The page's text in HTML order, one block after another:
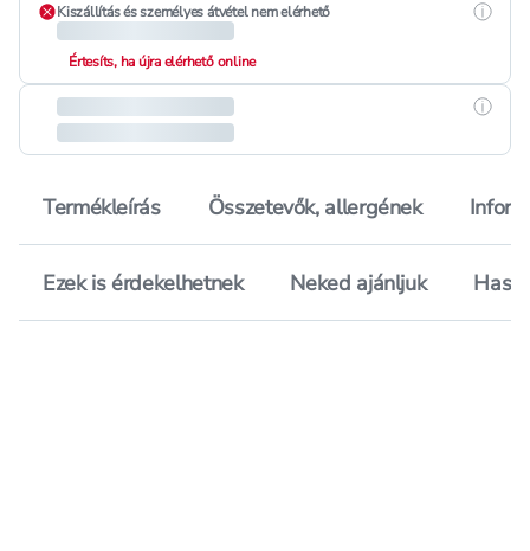
Kiszállítás és személyes átvétel nem elérhető
Értesíts, ha újra elérhető online
Termékleírás Összetevők, allergének
Ezek is érdekelhetnek Neked ajánljuk